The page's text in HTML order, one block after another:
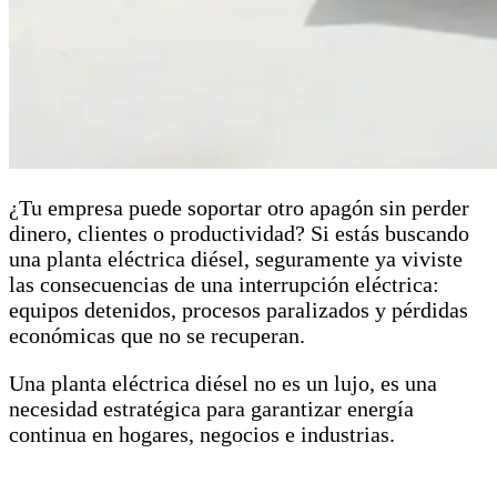
¿Tu empresa puede soportar otro apagón sin perder
dinero, clientes o productividad? Si estás buscando
una planta eléctrica diésel, seguramente ya viviste
las consecuencias de una interrupción eléctrica:
equipos detenidos, procesos paralizados y pérdidas
económicas que no se recuperan.
Una planta eléctrica diésel no es un lujo, es una
necesidad estratégica para garantizar energía
continua en hogares, negocios e industrias.